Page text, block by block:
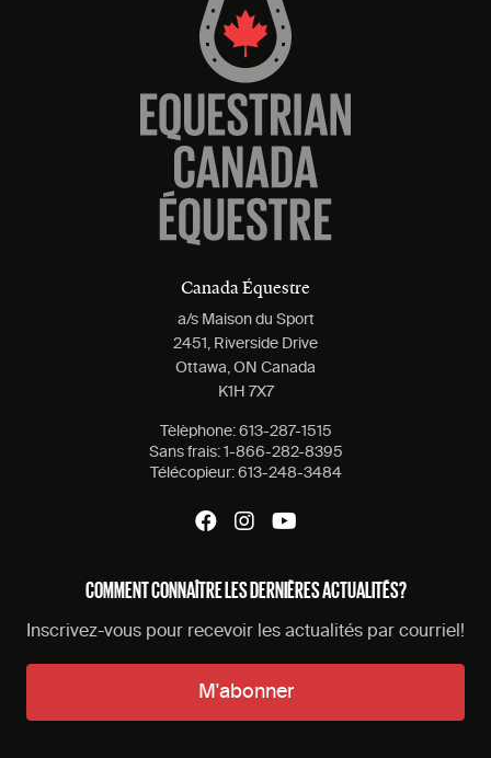
Canada Équestre
a/s Maison du Sport
2451, Riverside Drive
Ottawa, ON Canada
K1H 7X7
Tèlèphone: 613-287-1515
Sans frais: 1-866-282-8395
Télécopieur: 613-248-3484
COMMENT CONNAÎTRE LES DERNIÈRES ACTUALITÉS?
Inscrivez-vous pour recevoir les actualités par courriel!
M'abonner